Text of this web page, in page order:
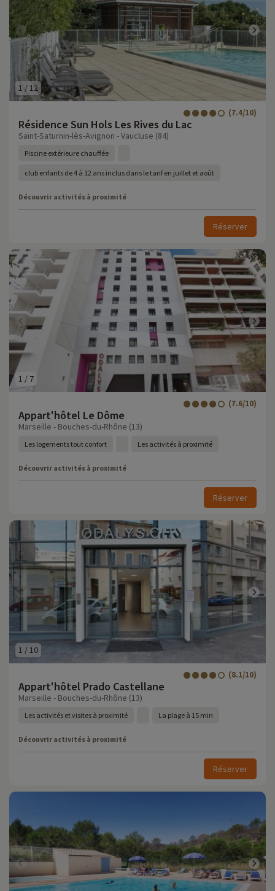
1 / 12
Résidence Sun Hols Les Rives du Lac
(7.4/10)
Saint-Saturnin-lès-Avignon - Vaucluse (84)
Piscine extérieure chauffée
club enfants de 4 à 12 ans inclus dans le tarif en juillet et août
Découvrir activités à proximité
Réserver
1 / 7
Appart'hôtel Le Dôme
(7.6/10)
Marseille - Bouches-du-Rhône (13)
Les logements tout confort Les activités à proximité
Découvrir activités à proximité
Réserver
1 / 10
Appart'hôtel Prado Castellane
(8.1/10)
Marseille - Bouches-du-Rhône (13)
Les activités et visites à proximité La plage à 15 min
Découvrir activités à proximité
Réserver